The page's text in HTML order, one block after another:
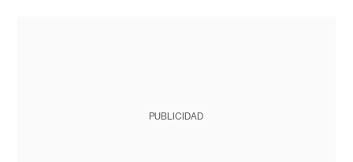
PUBLICIDAD